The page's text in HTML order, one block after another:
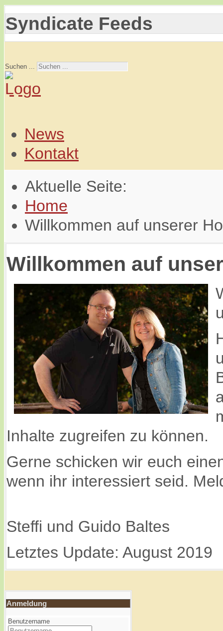
Syndicate Feeds
Suchen ...
News
Kontakt
Aktuelle Seite:
Home
Willkommen auf unserer
Willkommen auf
Inhalte zugreifen zu können.
Gerne schicken wir euch
wenn ihr interessiert seid.
Steffi und Guido Baltes
Letztes Update: August 2019
Anmeldung
Benutzername